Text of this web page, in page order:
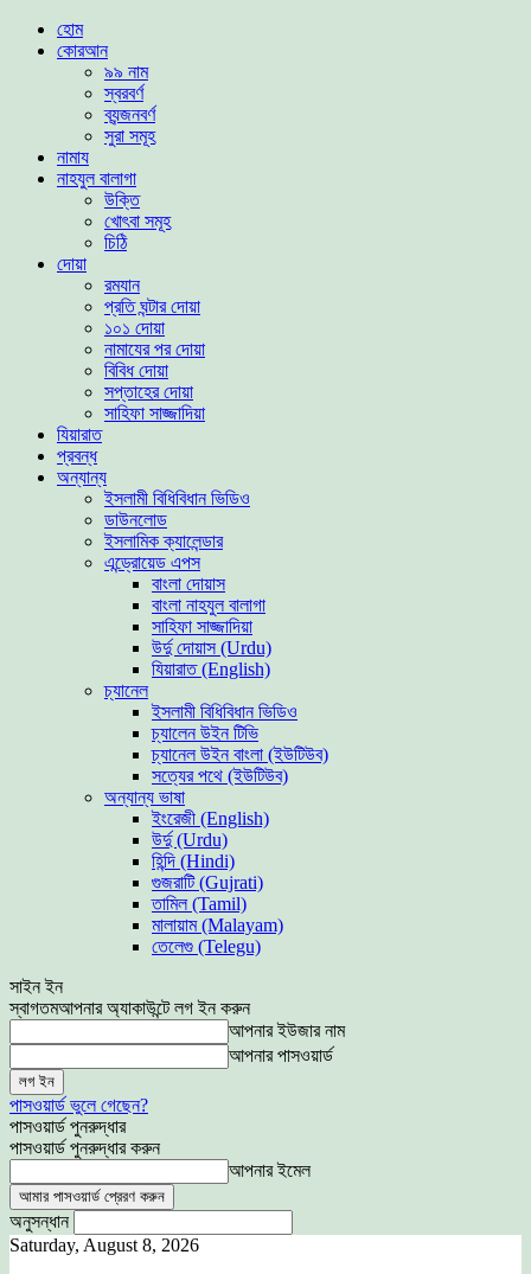
হোম
কোরআন
৯৯ নাম
স্বরবর্ণ
ব্যন্জনবর্ণ
সুরা সমূহ
নামায
নাহযুল বালাগা
উক্তি
খোৎবা সমূহ
চিঠি
দোয়া
রমযান
প্রতি ঘন্টার দোয়া
১০১ দোয়া
নামাযের পর দোয়া
বিবিধ দোয়া
সপ্তাহের দোয়া
সাহিফা সাজ্জাদিয়া
যিয়ারাত
প্রবন্ধ
অন্যান্য
ইসলামী বিধিবিধান ভিডিও
ডাউনলোড
ইসলামিক ক্যালেন্ডার
এন্ড্রোয়েড এপস
বাংলা দোয়াস
বাংলা নাহযুল বালাগা
সাহিফা সাজ্জাদিয়া
উর্দু দোয়াস (Urdu)
যিয়ারাত (English)
চ্যানেল
ইসলামী বিধিবিধান ভিডিও
চ্যালেন উইন টিভি
চ্যানেল উইন বাংলা (ইউটিউব)
সত্যের পথে (ইউটিউব)
অন্যান্য ভাষা
ইংরেজী (English)
উর্দু (Urdu)
হিন্দি (Hindi)
গুজরাটি (Gujrati)
তামিল (Tamil)
মালায়াম (Malayam)
তেলেগু (Telegu)
সাইন ইন
স্বাগতমআপনার অ্যাকাউন্টে লগ ইন করুন
আপনার ইউজার নাম
আপনার পাসওয়ার্ড
পাসওয়ার্ড ভুলে গেছেন?
পাসওয়ার্ড পুনরুদ্ধার
পাসওয়ার্ড পুনরুদ্ধার করুন
আপনার ইমেল
অনুসন্ধান
Saturday, August 8, 2026